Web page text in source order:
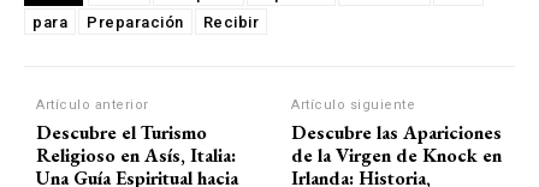
para
Preparación Recibir
Artículo anterior
Descubre el Turismo
Religioso en Asís, Italia:
Una Guía Espiritual hacia
Artículo siguiente
Descubre las Apariciones
de la Virgen de Knock en
Irlanda: Historia,